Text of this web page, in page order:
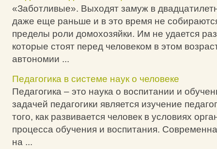
«Заботливые». Выходят замуж в
даже еще раньше и в это время не
пределы роли домохозяйки. Им не удается
которые стоят перед человеком в этом
автономии ...
Педагогика в системе наук о человеке
Педагогика – это наука о воспитании и
задачей педагогики является изучение
того, как развивается человек в условиях
процесса обучения и воспитания.
на ...